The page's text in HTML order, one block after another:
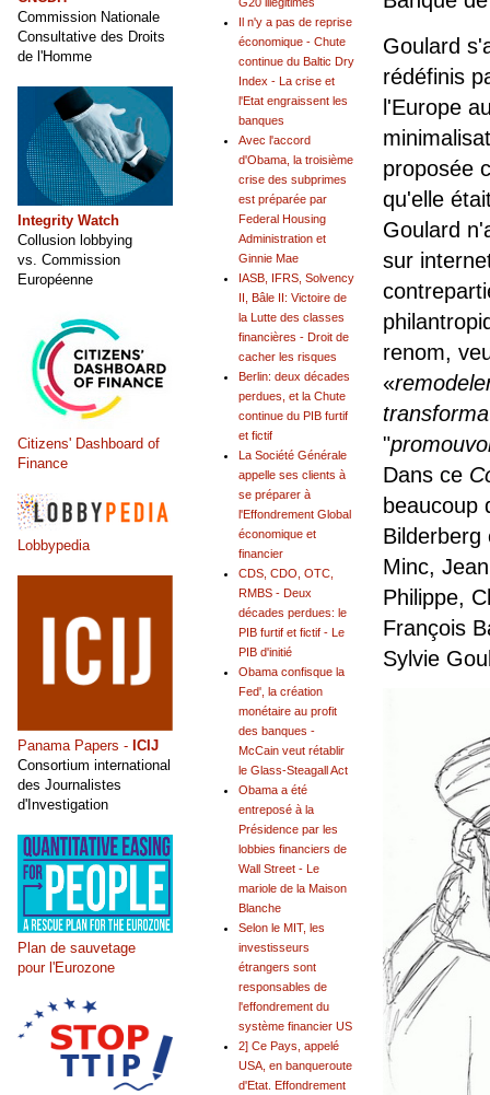
Goulard
rédéfinis
l'Europe
proposée
qu'elle
Goulard
sur
renom,
«
"
Dans ce
beaucoup
Bilderberg
Minc,
Philippe,
François
Sylvie
Il n'y a pas de reprise
économique - Chute
continue du Baltic Dry
Index - La crise et
l'Etat engraissent les
banques
Avec l'accord
d'Obama, la troisième
crise des subprimes
est préparée par
Federal Housing
Administration et
Ginnie Mae
IASB, IFRS, Solvency
II, Bâle II: Victoire de
la Lutte des classes
financières - Droit de
cacher les risques
Berlin: deux décades
perdues, et la Chute
continue du PIB furtif
et fictif
La Société Générale
appelle ses clients à
se préparer à
l'Effondrement Global
économique et
financier
CDS, CDO, OTC,
RMBS - Deux
décades perdues: le
PIB furtif et fictif - Le
PIB d'initié
Obama confisque la
Fed', la création
monétaire au profit
des banques -
McCain veut rétablir
le Glass-Steagall Act
Obama a été
entreposé à la
Présidence par les
lobbies financiers de
Wall Street - Le
mariole de la Maison
Blanche
Selon le MIT, les
investisseurs
étrangers sont
responsables de
l'effondrement du
système financier US
2] Ce Pays, appelé
USA, en banqueroute
d'Etat. Effondrement
Commission Nationale
Consultative des Droits
de l'Homme
Integrity Watch
Collusion lobbying
vs. Commission
Européenne
Citizens' Dashboard of
Finance
Lobbypedia
Panama Papers - ICIJ
Consortium international
des Journalistes
d'Investigation
Plan de sauvetage
pour l'Eurozone